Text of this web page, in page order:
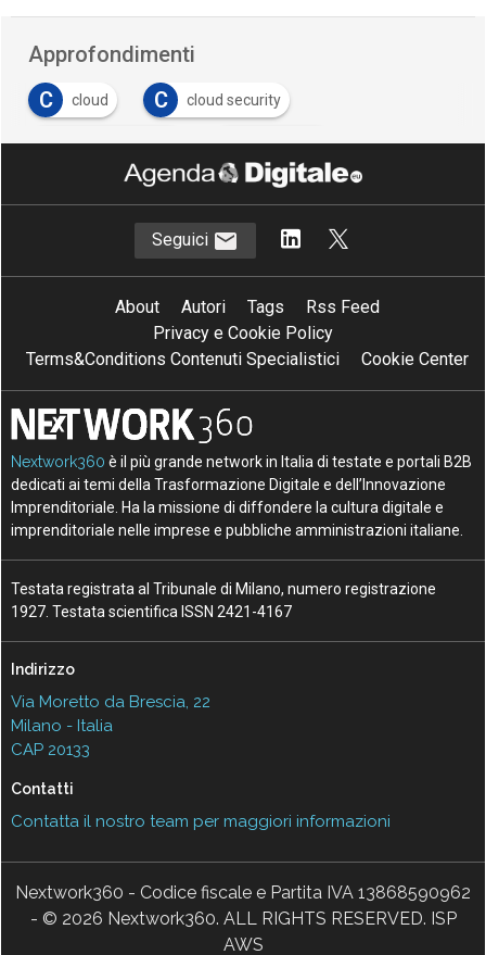
Approfondimenti
C
cloud C cloud security
D data protection S Sicurezza
Seguici
About Autori Tags
Rss Feed
Privacy e Cookie Policy
Terms&Conditions Contenuti Specialistici
Cookie Center
Nextwork360 è il più grande network in Italia di testate e portali B2B
dedicati ai temi della Trasformazione Digitale e dell’Innovazione
Imprenditoriale. Ha la missione di diffondere la cultura digitale e
imprenditoriale nelle imprese e pubbliche amministrazioni italiane.
Testata registrata al Tribunale di Milano, numero registrazione
1927. Testata scientifica ISSN 2421-4167
Indirizzo
Via Moretto da Brescia, 22
Milano - Italia
CAP 20133
Contatti
Contatta il nostro team per maggiori informazioni
Nextwork360 - Codice fiscale e Partita IVA 13868590962
- © 2026 Nextwork360. ALL RIGHTS RESERVED. ISP
AWS